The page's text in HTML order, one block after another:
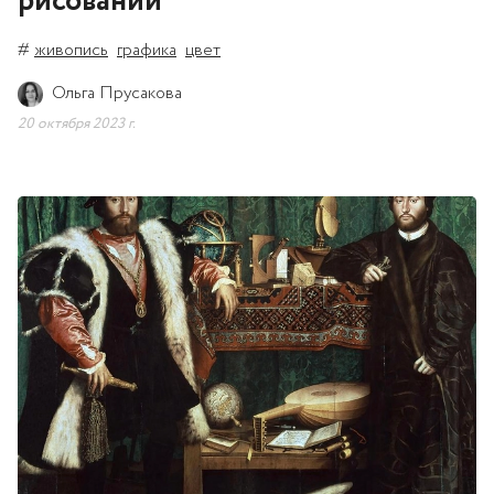
# живопись графика цвет
Ольга Прусакова
20 октября 2023 г.